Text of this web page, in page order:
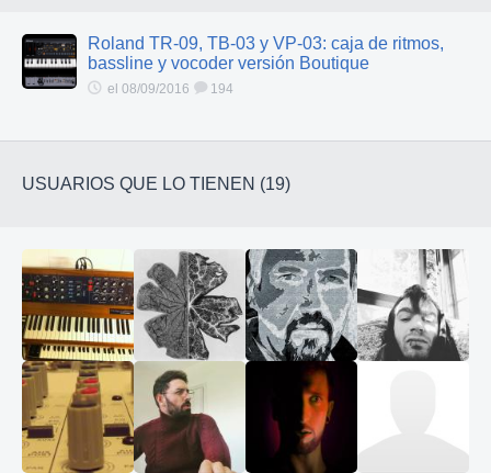
Roland TR-09, TB-03 y VP-03: caja de ritmos,
bassline y vocoder versión Boutique
el 08/09/2016 194
USUARIOS QUE LO TIENEN (19)